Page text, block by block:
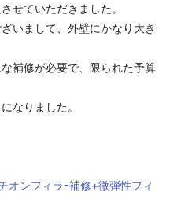
せていただきました。
いまして、外壁にかなり大き
補修が必要で、限られた予算
なりました。
オンフィラｰ補修+微弾性フィ